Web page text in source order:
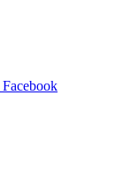
Facebook